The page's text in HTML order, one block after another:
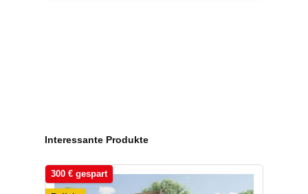
Produktgalerie überspringen
Interessante Produkte
300 € gespart